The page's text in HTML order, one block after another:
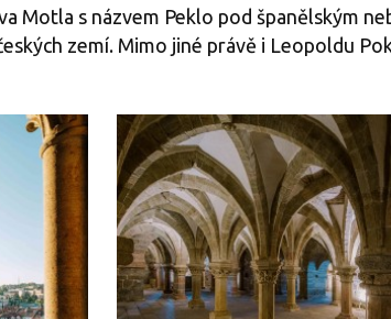
Motla s názvem Peklo pod španělským
zemí. Mimo jiné právě i Leopoldu